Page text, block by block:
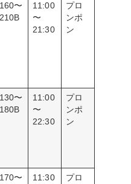
160〜
210B
11:00
〜
21:30
プロ
ンポ
ン
130〜
180B
11:00
〜
22:30
プロ
ンポ
ン
170〜
11:30
プロ